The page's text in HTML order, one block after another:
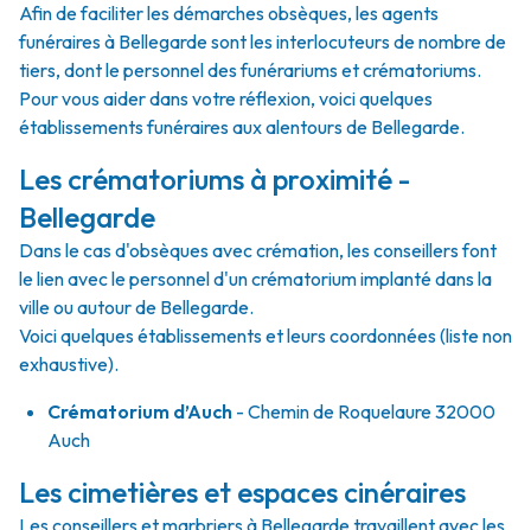
Afin de faciliter les démarches obsèques, les agents
funéraires à Bellegarde sont les interlocuteurs de nombre de
tiers, dont le personnel des funérariums et crématoriums.
Pour vous aider dans votre réflexion, voici quelques
établissements funéraires aux alentours de Bellegarde.
Les crématoriums à proximité -
Bellegarde
Dans le cas d'obsèques avec crémation, les conseillers font
le lien avec le personnel d'un crématorium implanté dans la
ville ou autour de Bellegarde.
Voici quelques établissements et leurs coordonnées (liste non
exhaustive).
Crématorium d’Auch - Chemin de Roquelaure 32000
Auch
Les cimetières et espaces cinéraires
Les conseillers et marbriers à Bellegarde travaillent avec les